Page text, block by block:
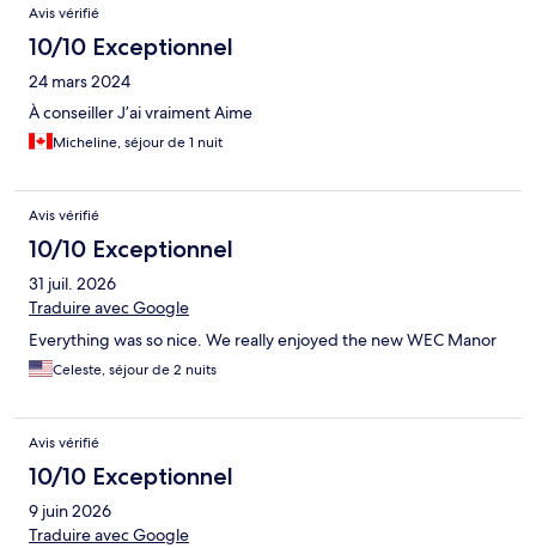
Avis vérifié
10/10 Exceptionnel
24 mars 2024
À conseiller J’ai vraiment Aime
Micheline, séjour de 1 nuit
Avis vérifié
10/10 Exceptionnel
31 juil. 2026
Traduire avec Google
Everything was so nice. We really enjoyed the new WEC Manor
Celeste, séjour de 2 nuits
Avis vérifié
10/10 Exceptionnel
9 juin 2026
Traduire avec Google